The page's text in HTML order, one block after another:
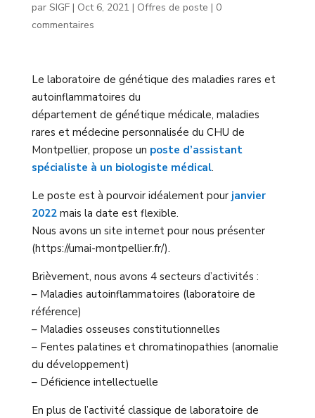
par SIGF| Oct 6, 2021 | Offres de poste | 0
commentaires
Le laboratoire de génétique des maladies rares et
autoinflammatoires du
département de génétique médicale, maladies
rares et médecine personnalisée du CHU de
Montpellier, propose un poste d’assistant
spécialiste à un biologiste médical.
Le poste est à pourvoir idéalement pour janvier
2022mais la date est flexible.
Nous avons un site internet pour nous présenter
(https://umai-montpellier.fr/).
Brièvement, nous avons 4 secteurs d’activités :
– Maladies autoinflammatoires (laboratoire de
référence)
– Maladies osseuses constitutionnelles
– Fentes palatines et chromatinopathies (anomalie
du développement)
– Déficience intellectuelle
En plus de l’activité classique de laboratoire de